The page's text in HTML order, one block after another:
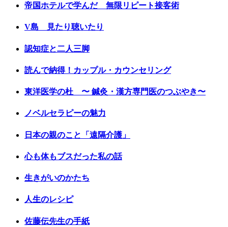
帝国ホテルで学んだ 無限リピート接客術
V島 見たり聴いたり
認知症と二人三脚
読んで納得！カップル・カウンセリング
東洋医学の杜 〜 鍼灸・漢方専門医のつぶやき〜
ノベルセラピーの魅力
日本の親のこと「遠隔介護」
心も体もブスだった私の話
生きがいのかたち
人生のレシピ
佐藤伝先生の手紙